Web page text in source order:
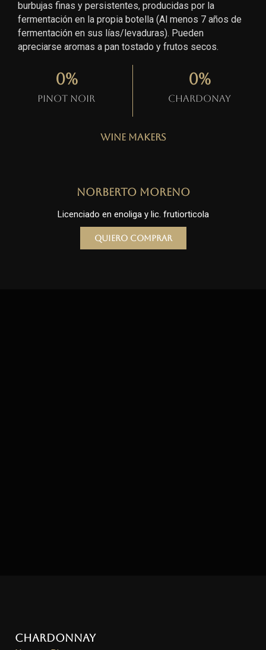
burbujas finas y persistentes, producidas por la
fermentación en la propia botella (Al menos 7 años de
fermentación en sus lías/levaduras). Pueden
apreciarse aromas a pan tostado y frutos secos.
Pinot Noir
0%
Chardonay
0%
Wine Makers
Norberto Moreno
Licenciado en enoliga y lic. frutiorticola
Quiero comprar
Chardonnay